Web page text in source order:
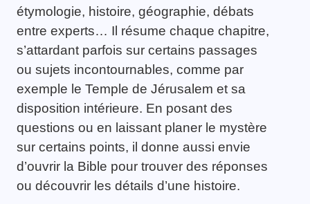
étymologie, histoire, géographie, débats
entre experts… Il résume chaque chapitre,
s’attardant parfois sur certains passages
ou sujets incontournables, comme par
exemple le Temple de Jérusalem et sa
disposition intérieure. En posant des
questions ou en laissant planer le mystère
sur certains points, il donne aussi envie
d’ouvrir la Bible pour trouver des réponses
ou découvrir les détails d’une histoire.